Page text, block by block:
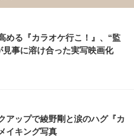
める『カラオケ行こ！』、“監
見事に溶け合った実写映画化
アップで綾野剛と涙のハグ『カ
イキング写真